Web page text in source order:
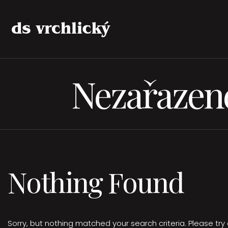
Nothing Found
Sorry, but nothing matched your search criteria. Please